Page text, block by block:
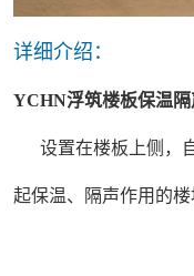
详细介绍：
YCHN浮筑楼板保温隔
设置在楼板上侧，
起保温、隔声作用的楼